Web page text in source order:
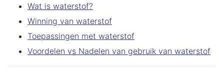
Wat is waterstof?
Winning van waterstof
Toepassingen met waterstof
Voordelen vs Nadelen van gebruik van waterstof